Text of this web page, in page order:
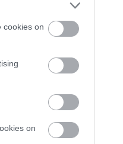
cookies on
on
arra, hogy
napon a
fizetni a
az